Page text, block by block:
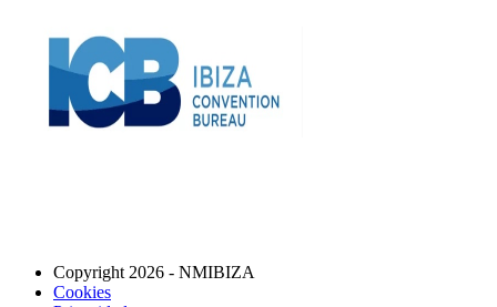
Copyright 2026 - NMIBIZA
Cookies